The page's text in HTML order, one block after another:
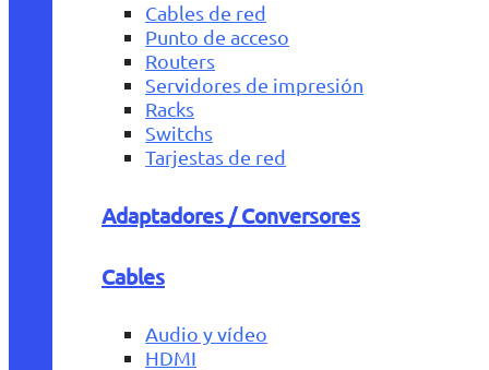
Cables de red
Punto de acceso
Routers
Servidores de impresión
Racks
Switchs
Tarjestas de red
Adaptadores / Conversores
Cables
Audio y vídeo
HDMI